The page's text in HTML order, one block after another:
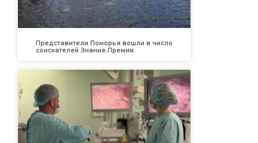
Представители Поморья вошли в число
соискателей Знание.Премии